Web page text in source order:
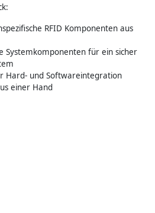
RFID Komponenten aus
Systemkomponenten für ein sicher
Hard- und Softwareintegration
einer Hand